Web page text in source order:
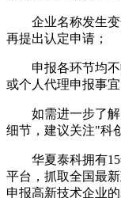
企业名称发生变
再提出认定申请；
申报各环节均不
或个人代理申报事宜
如需进一步了解
细节，建议关注"科
华夏泰科拥有15
平台，抓取全国最
申报高新技术企业